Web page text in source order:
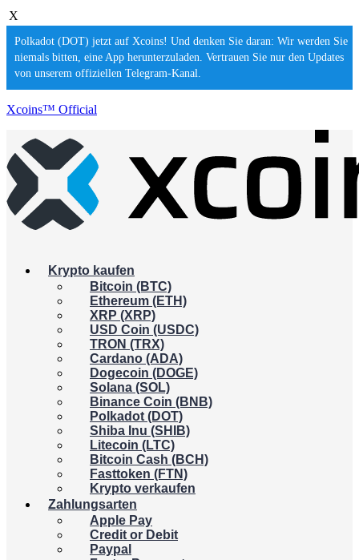
X
Polkadot (DOT) jetzt auf Xcoins! Und denken Sie daran: Wir werden Sie
niemals bitten, eine App herunterzuladen. Vertrauen Sie nur den Updates
von unserem offiziellen Telegram-Kanal.
Xcoins™ Official
Krypto kaufen
Bitcoin (BTC)
Ethereum (ETH)
XRP (XRP)
USD Coin (USDC)
TRON (TRX)
Cardano (ADA)
Dogecoin (DOGE)
Solana (SOL)
Binance Coin (BNB)
Polkadot (DOT)
Shiba Inu (SHIB)
Litecoin (LTC)
Bitcoin Cash (BCH)
Fasttoken (FTN)
Krypto verkaufen
Zahlungsarten
Apple Pay
Credit or Debit
Paypal